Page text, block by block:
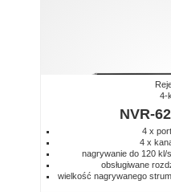
4-
NVR-
4 x
4 x
nagrywanie do 120
obsługiwane
wielkość nagrywanego